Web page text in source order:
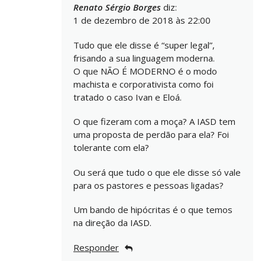
Renato Sérgio Borges diz:
1 de dezembro de 2018 às 22:00
Tudo que ele disse é “super legal”,
frisando a sua linguagem moderna.
O que NÃO É MODERNO é o modo
machista e corporativista como foi
tratado o caso Ivan e Eloá.
O que fizeram com a moça? A IASD tem
uma proposta de perdão para ela? Foi
tolerante com ela?
Ou será que tudo o que ele disse só vale
para os pastores e pessoas ligadas?
Um bando de hipócritas é o que temos
na direção da IASD.
Responder